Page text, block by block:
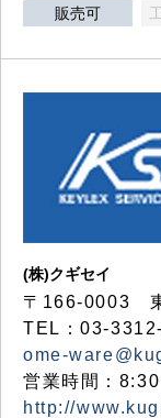
販売可
(株)クギセイ
〒166-0003
TEL：03-
ome-
営業時間：
http://